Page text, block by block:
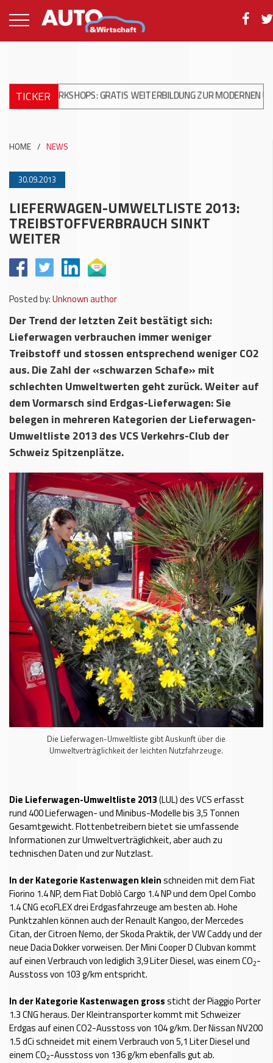
TICKER GRATIS WEITERBILDUNG ZUR MODERNEN
HOME / NEWS
30.09.2013
LIEFERWAGEN-UMWELTLISTE 2013:
TREIBSTOFFVERBRAUCH SINKT
WEITER
Posted by:Unknown author
Der Trend der letzten Zeit bestätigt sich:
Lieferwagen verbrauchen immer weniger
Treibstoff und stossen entsprechend weniger CO2
aus. Die Zahl der «schwarzen Schafe» mit
schlechten Umweltwerten geht zurück. Weiter auf
dem Vormarsch sind Erdgas-Lieferwagen: Sie
belegen in mehreren Kategorien der Lieferwagen-
Umweltliste 2013 des VCS Verkehrs-Club der
Schweiz Spitzenplätze.
Die Lieferwagen-Umweltliste gibt Auskunft über die
Umweltverträglichkeit der leichten Nutzfahrzeuge.
Die Lieferwagen-Umweltliste 2013(LUL) des VCS erfasst
rund 400 Lieferwagen- und Minibus-Modelle bis 3,5 Tonnen
Gesamtgewicht. Flottenbetreibern bietet sie umfassende
Informationen zur Umweltverträglichkeit, aber auch zu
technischen Daten und zur Nutzlast.
In der Kategorie Kastenwagen kleinschneiden mit dem Fiat
Fiorino 1.4 NP, dem Fiat Doblò Cargo 1.4 NP und dem Opel Combo
1.4 CNG ecoFLEX drei Erdgasfahrzeuge am besten ab. Hohe
Punktzahlen können auch der Renault Kangoo, der Mercedes
Citan, der Citroen Nemo, der Skoda Praktik, der VW Caddy und der
neue Dacia Dokker vorweisen. Der Mini Cooper D Clubvan kommt
auf einen Verbrauch von lediglich 3,9 Liter Diesel, was einem CO2-
Ausstoss von 103 g/km entspricht.
In der Kategorie Kastenwagen grosssticht der Piaggio Porter
1.3 CNG heraus. Der Kleintransporter kommt mit Schweizer
Erdgas auf einen CO2-Ausstoss von 104 g/km. Der Nissan NV200
1.5 dCi schneidet mit einem Verbrauch von 5,1 Liter Diesel und
einem CO2-Ausstoss von 136 g/km ebenfalls gut ab.